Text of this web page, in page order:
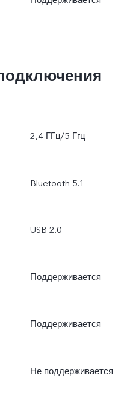
2,4 ГГц/5 Ггц
Bluetooth 5.1
USB 2.0
Поддерживается
Поддерживается
Не поддерживается